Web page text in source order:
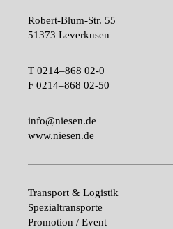
Robert-Blum-Str. 55
51373 Leverkusen
T 0214–868 02-0
F 0214–868 02-50
info@niesen.de
www.niesen.de
Transport & Logistik
Spezialtransporte
Promotion / Event